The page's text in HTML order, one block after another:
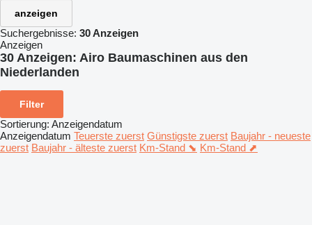
anzeigen
Suchergebnisse: 30 Anzeigen
Anzeigen
30 Anzeigen: Airo Baumaschinen aus den
Niederlanden
Filter
Sortierung: Anzeigendatum
Anzeigendatum Teuerste zuerst Günstigste zuerst Baujahr - neueste
zuerst Baujahr - älteste zuerst Km-Stand ⬊ Km-Stand ⬈